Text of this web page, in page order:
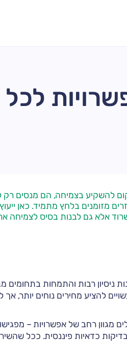
לכל
להשקיע בצמיחה, הם מנסים רק
מזומנים בלחץ מתמיד. כאן
אלא גם לבנות בסיס לצמיחה
ניסיון רבות והתמחות בתחומים
להציע מחירים נוחים יותר,
מגוון רחב של אפשרויות –
כדאיות פיננסית. ככל